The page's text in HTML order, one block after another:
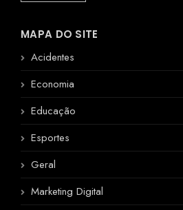
MAPA DO SITE
Acidentes
Economia
Educação
Esportes
Geral
Marketing Digital